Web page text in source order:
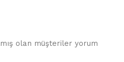
olan müşteriler yorum